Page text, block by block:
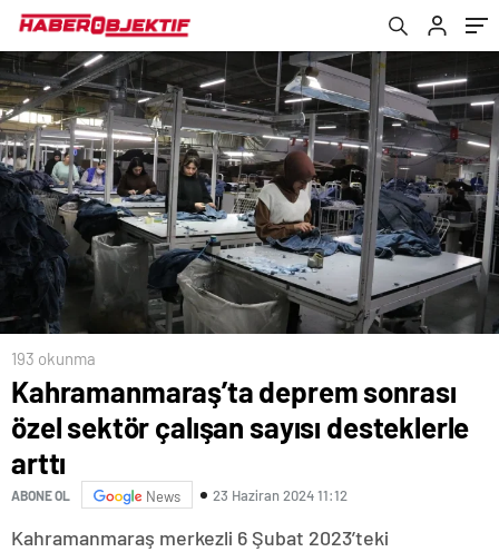
193 okunma
Kahramanmaraş’ta deprem sonrası
özel sektör çalışan sayısı desteklerle
arttı
ABONE OL News 23 Haziran 2024 11:12
Kahramanmaraş merkezli 6 Şubat 2023’teki